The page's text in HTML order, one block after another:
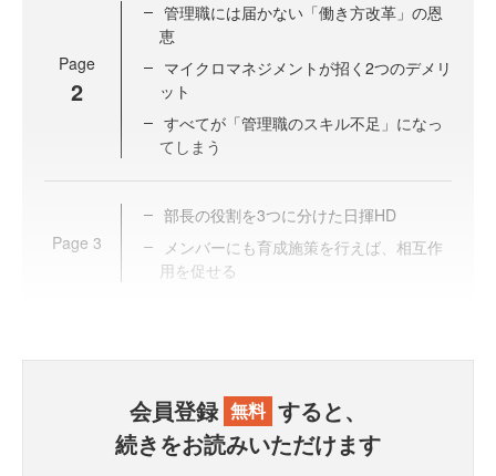
Page
2
管理職には届かない「働き方改革」の恩
恵
マイクロマネジメントが招く2つのデメリ
ット
すべてが「管理職のスキル不足」になっ
てしまう
Page 3
部長の役割を3つに分けた日揮HD
メンバーにも育成施策を行えば、相互作
用を促せる
会員登録 無料 すると、
続きをお読みいただけます